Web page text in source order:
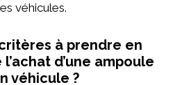
véhicules.
à prendre en
d’une ampoule
véhicule ?